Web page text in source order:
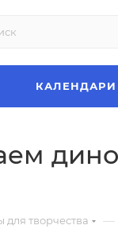
КАЛЕНДАРИ
для творчества —